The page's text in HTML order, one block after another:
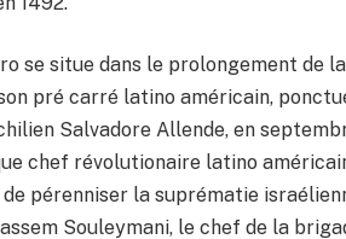
se situe dans le prolongement de la
pré carré latino américain,
Salvadore Allende, en
chef révolutionaire latino
de pérenniser la suprématie
Souleymani, le chef de la